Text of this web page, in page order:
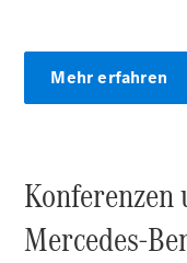
EQS
C-
Mehr erfahren
Konferenzen